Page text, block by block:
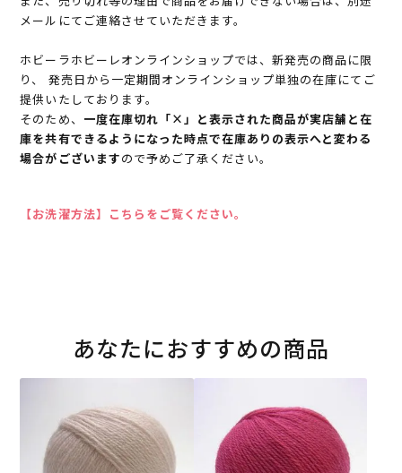
メールにてご連絡させていただきます。
ホビーラホビーレオンラインショップでは、新発売の商品に限
り、 発売日から一定期間オンラインショップ単独の在庫にてご
提供いたしております。
そのため、 一度在庫切れ「×」と表示された商品が実店舗と在
庫を共有できるようになった時点で在庫ありの表示へと変わる
場合がございますので予めご了承ください。
【お洗濯方法】こちらをご覧ください。
あなたにおすすめの商品